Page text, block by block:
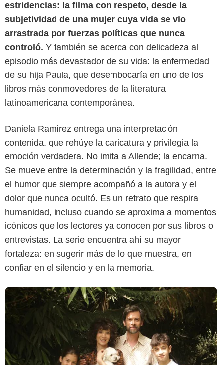
estridencias: la filma con respeto, desde la
subjetividad de una mujer cuya vida se vio
arrastrada por fuerzas políticas que nunca
controló. Y también se acerca con delicadeza al
episodio más devastador de su vida: la enfermedad
de su hija Paula, que desembocaría en uno de los
libros más conmovedores de la literatura
latinoamericana contemporánea.
Daniela Ramírez entrega una interpretación
contenida, que rehúye la caricatura y privilegia la
emoción verdadera. No imita a Allende; la encarna.
Se mueve entre la determinación y la fragilidad, entre
el humor que siempre acompañó a la autora y el
dolor que nunca ocultó. Es un retrato que respira
humanidad, incluso cuando se aproxima a momentos
icónicos que los lectores ya conocen por sus libros o
entrevistas. La serie encuentra ahí su mayor
fortaleza: en sugerir más de lo que muestra, en
confiar en el silencio y en la memoria.